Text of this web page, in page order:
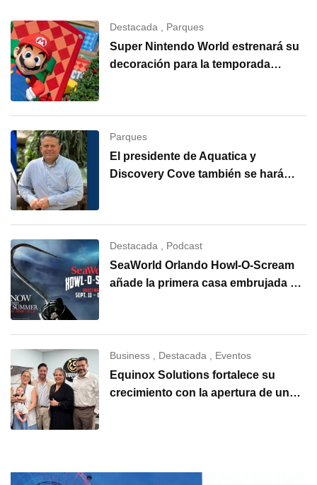
Destacada Parques
Super Nintendo World estrenará su
decoración para la temporada
Parques
El presidente de Aquatica y
Discovery Cove también se hará
Destacada , Podcast
SeaWorld Orlando Howl-O-Scream
añade la primera casa embrujada de
Business Destacada Eventos
Equinox Solutions fortalece su
crecimiento con la apertura de una